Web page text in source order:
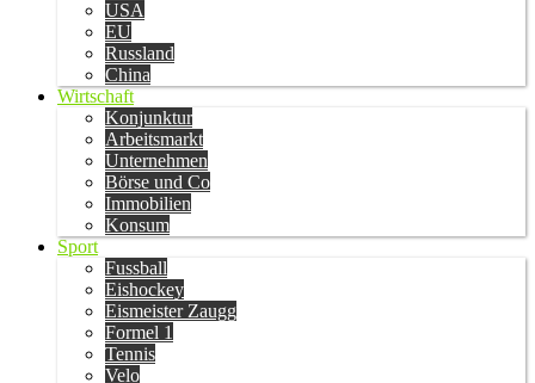
USA
EU
Russland
China
Wirtschaft
Konjunktur
Arbeitsmarkt
Unternehmen
Börse und Co
Immobilien
Konsum
Sport
Fussball
Eishockey
Eismeister Zaugg
Formel 1
Tennis
Velo